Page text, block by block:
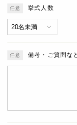
挙式人数
備考・ご質問な